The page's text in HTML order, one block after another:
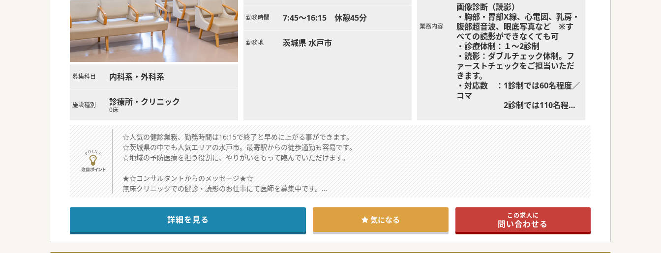
募集科目 内科系・外科系
施設種別 診療所・クリニック
0床
勤務時間 7:45～16:15 休憩45分
勤務地 茨城県 水戸市
業務内容
画像診断（読影）
・胸部・胃部X線、心電図、乳房・
腹部超音波、眼底写真など ※す
べての読影ができなくても可
・診療体制：１～2診制
・読影：ダブルチェック体制。フ
ァーストチェックをご担当いただ
きます。
・対応数 ：1診制では60名程度／
コマ
2診制では110名程度
・医師体制：法人内健診センター
で3名 ※2025年7月時点
・当直有無（なし）、オンコール
（なし）、昼食（お弁当）法人に
て用意
☆人気の健診業務、勤務時間は16:15で終了と早めに上がる事ができます。
☆茨城県の中でも人気エリアの水戸市。最寄駅からの徒歩通勤も容易です。
☆地域の予防医療を担う役割に、やりがいをもって臨んでいただけます。
★☆コンサルタントからのメッセージ★☆
無床クリニックでの健診・読影のお仕事にて医師を募集中です。
健診業務経験者も未経験者もご応募歓迎です。
設備・雰囲気などを感じにぜひ一度センターへお越しください。
#秋入職可
詳細を見る 気になる この求人に
問い合わせる